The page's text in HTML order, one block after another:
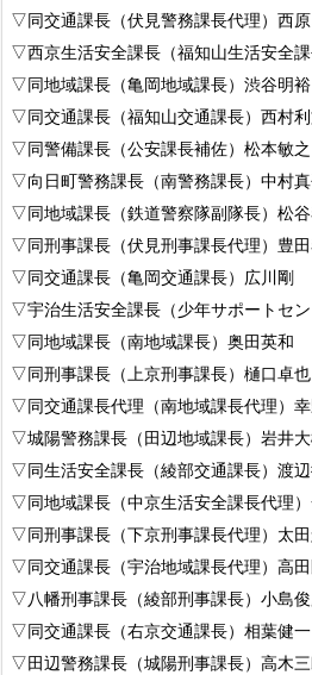
▽同交通課長（伏見警務課長代理）西
▽西京生活安全課長（福知山生活安全
▽同地域課長（亀岡地域課長）渋谷明裕
▽同交通課長（福知山交通課長）西村
▽同警備課長（公安課長補佐）松本敏之
▽向日町警務課長（南警務課長）中村
▽同地域課長（鉄道警察隊副隊長）松
▽同刑事課長（伏見刑事課長代理）豊
▽同交通課長（亀岡交通課長）広川剛
▽宇治生活安全課長（少年サポートセ
▽同地域課長（南地域課長）奥田英和
▽同刑事課長（上京刑事課長）樋口卓也
▽同交通課長代理（南地域課長代理）
▽城陽警務課長（田辺地域課長）岩井
▽同生活安全課長（綾部交通課長）渡
▽同地域課長（中京生活安全課長代理
▽同刑事課長（下京刑事課長代理）太
▽同交通課長（宇治地域課長代理）高
▽八幡刑事課長（綾部刑事課長）小島
▽同交通課長（右京交通課長）相葉健一
▽田辺警務課長（城陽刑事課長）高木